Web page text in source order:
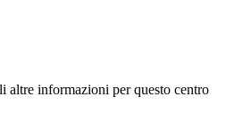
altre informazioni per questo centro